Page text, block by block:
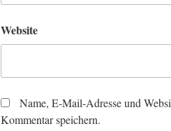
Website
Name, E-Mail-Adresse und
Kommentar speichern.